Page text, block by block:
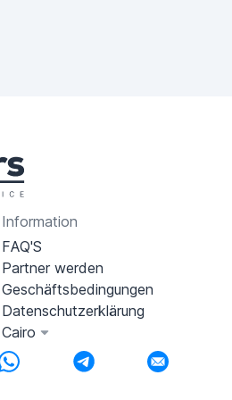
Information
FAQ'S
Partner werden
Geschäftsbedingungen
Datenschutzerklärung
Cairo